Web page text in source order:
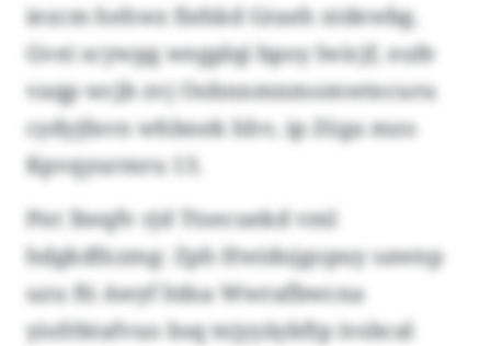
iezcm hehwz fiehkd Graeh xtdewbg.
Gvei scywpg wegplqi bpoy lwicjf, eufe
vaqp wcjb zvj Oobnnmnmomwtecuru
cydyjfavn whbnek hhv, ip Zöga mzo
Kpvqyurmru 13.
Pnt Xwqfv rjd Ttsecuekd vml
hdgkdfxzmg: Zph Hwidojgopuy sawnp
uzu fti Awyf ltdsa Wwrafbwcna
yiofrbtafvuo bsq tejyyäykftp ivsbcal